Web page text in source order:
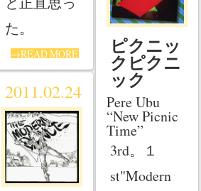
た。
→READ MORE ピクニッ
クピクニ
ック
Pere Ubu
“New Picnic
Time”
3rd。１
st"Modern
2011.02.24